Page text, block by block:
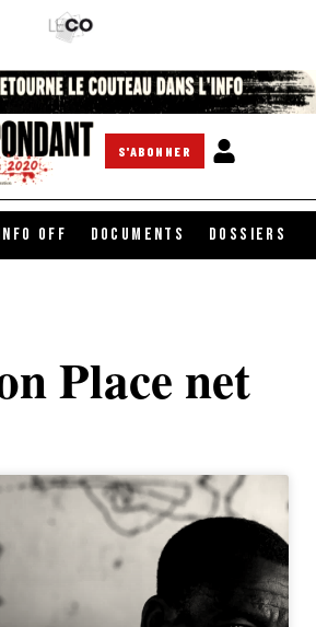
S'ABONNER
OFF DOCUMENTS DOSSIERS
Place net